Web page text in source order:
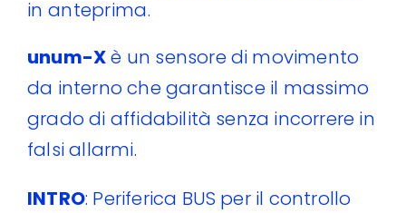
in anteprima.
unum-Xè un sensore di movimento
da interno che garantisce il massimo
grado di affidabilità senza incorrere in
falsi allarmi.
INTRO: Periferica BUS per il controllo